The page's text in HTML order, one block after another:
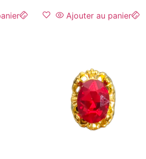
Ajouter au panier